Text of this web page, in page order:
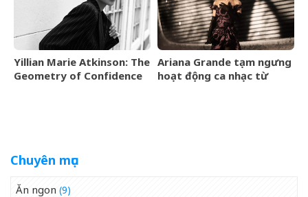
Yillian Marie Atkinson: The
Geometry of Confidence
Ariana Grande tạm ngưng
hoạt động ca nhạc từ
Chuyên mục
Ăn ngon (9)